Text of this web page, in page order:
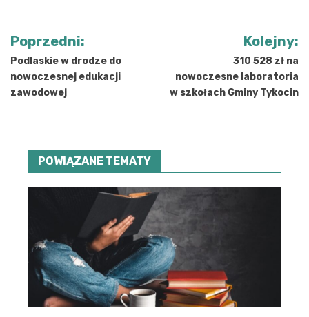
Nawigacja
wpisu
Poprzedni:
Podlaskie w drodze do
nowoczesnej edukacji
zawodowej
Kolejny:
310 528 zł na
nowoczesne laboratoria
w szkołach Gminy Tykocin
POWIĄZANE TEMATY